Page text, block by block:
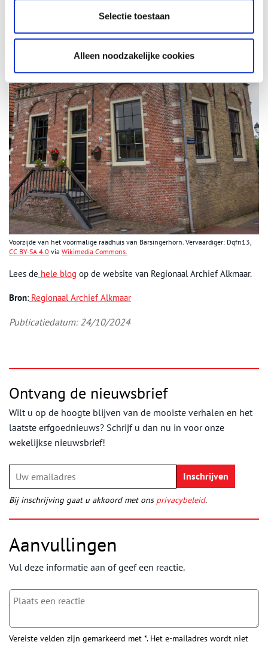
Selectie toestaan
Alleen noodzakelijke cookies
Voorzijde van het voormalige raadhuis van Barsingerhorn. Vervaardiger: Dqfn13,
CC BY-SA 4.0 via Wikimedia Commons.
Lees de hele blog op de website van Regionaal Archief Alkmaar.
Bron: Regionaal Archief Alkmaar
Publicatiedatum: 24/10/2024
Ontvang de nieuwsbrief
Wilt u op de hoogte blijven van de mooiste verhalen en het
laatste erfgoednieuws? Schrijf u dan nu in voor onze
wekelijkse nieuwsbrief!
Bij inschrijving gaat u akkoord met ons privacybeleid.
Aanvullingen
Vul deze informatie aan of geef een reactie.
Vereiste velden zijn gemarkeerd met *. Het e-mailadres wordt niet